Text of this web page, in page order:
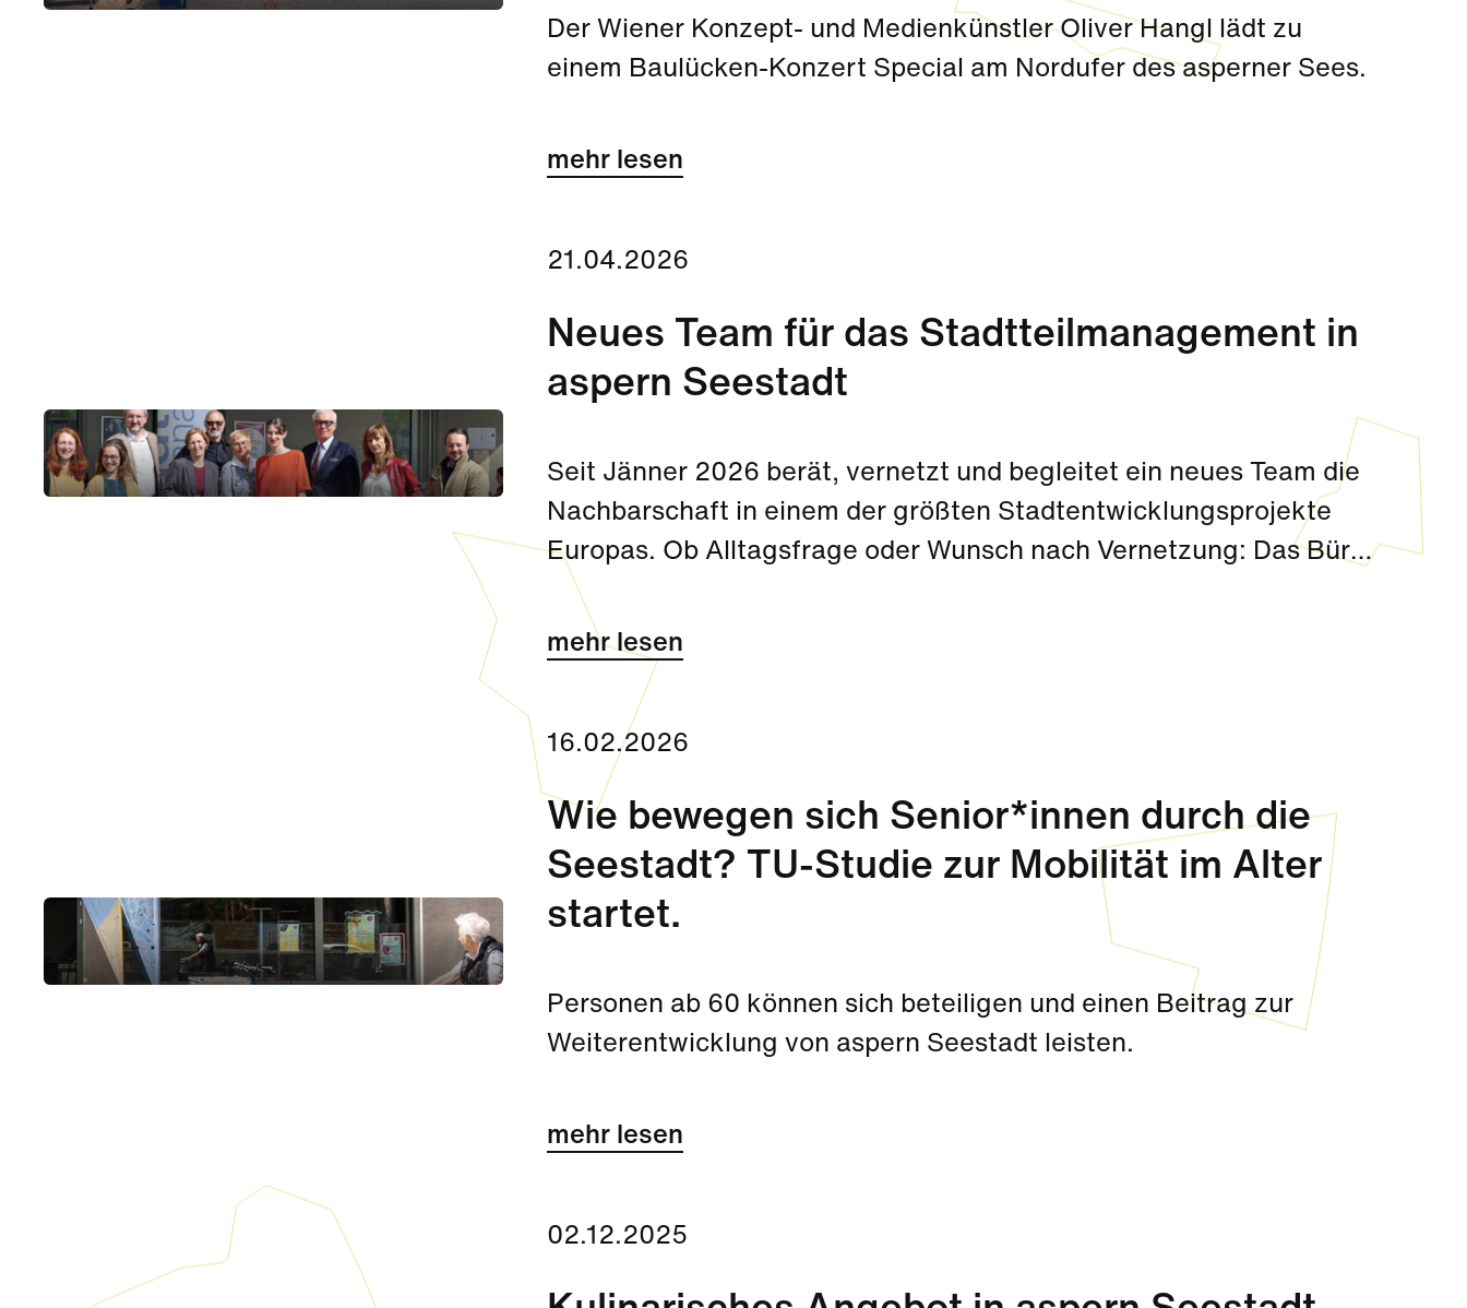
Der Wiener Konzept- und Medienkünstler Oliver Hangl lädt zu
einem Baulücken-Konzert Special am Nordufer des asperner Sees.
mehr lesen
21.04.2026
Neues Team für das Stadtteilmanagement in
aspern Seestadt
Seit Jänner 2026 berät, vernetzt und begleitet ein neues Team die
Nachbarschaft in einem der größten Stadtentwicklungsprojekte
Europas. Ob Alltagsfrage oder Wunsch nach Vernetzung: Das Büro
am Hannah-Arendt-Platz steht für alle Anliegen offen.
mehr lesen
16.02.2026
Wie bewegen sich Senior*innen durch die
Seestadt? TU-Studie zur Mobilität im Alter
startet.
Personen ab 60 können sich beteiligen und einen Beitrag zur
Weiterentwicklung von aspern Seestadt leisten.
mehr lesen
02.12.2025